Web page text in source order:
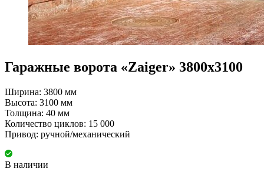
Гаражные ворота «Zaiger» 3800x3100
Ширина: 3800 мм
Высота: 3100 мм
Толщина: 40 мм
Количество циклов: 15 000
Привод: ручной/механический
В наличии